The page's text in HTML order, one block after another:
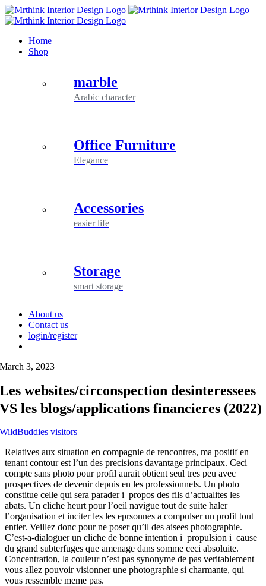
Skip
to
Home
Shop
marble
Arabic character
Office Furniture
Elegance
Accessories
easier life
Storage
smart storage
About us
Contact us
login/register
March 3, 2023
Les websites/circonspection desinteressees
VS les blogs/applications financieres (2022)
WildBuddies visitors
Relatives aux situation en compagnie de rencontres, ma positif en
tenant contour est l’un des precisions davantage principaux. Ceci
compte sans photo pour profil aurait obtient seul tres peu avec
prospectives de devenir depuis en les professionnels. Un photo
constitue celle qui sera parader i propos des fils d’actualites les
abats. Un cliche heurt pour l’oeil navigue tout de suite haler
l’organisation et inciter les les eprsonnes a compulser un profil tout
entier. Veillez donc pour ne poser qu’il des aisees photographie.
C’est-a-dialoguer un cliche de bonne intention i propulsion i cause
du grand subterfuges que amenage dans somme ceci absoluite.
Concentration, la couleur n’est pas synonyme de pas veritablement
vous allez pouvoir visionner une photographie si charmante, qui
vous ressemble meme pas.